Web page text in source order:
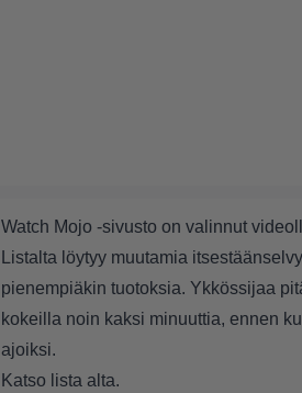
Watch Mojo -sivusto on valinnut
Listalta löytyy muutamia
pienempiäkin tuotoksia. Ykkössijaa
kokeilla noin kaksi minuuttia, ennen
ajoiksi.
Katso lista alta.